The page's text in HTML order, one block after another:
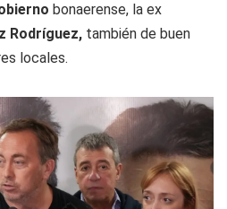
bonaerense, la ex
Rodríguez, también de buen
locales.